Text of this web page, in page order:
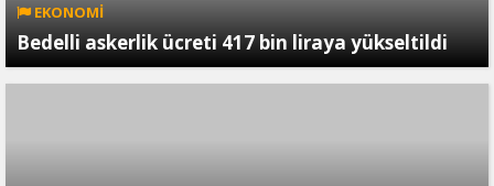
EKONOMİ
Bedelli askerlik ücreti 417 bin liraya yükseltildi